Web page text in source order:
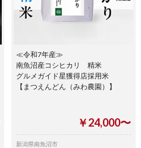
≪令和7年産≫
南魚沼産コシヒカリ 精米
グルメガイド星獲得店採用米
【まつえんどん（みわ農園）】
￥24,000〜
新潟県南魚沼市